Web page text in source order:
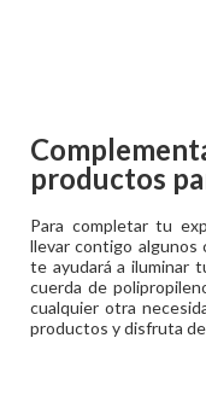
productos
Para completar tu
llevar contigo algunos
te ayudará a iluminar
cuerda de
cualquier otra
productos y disfruta